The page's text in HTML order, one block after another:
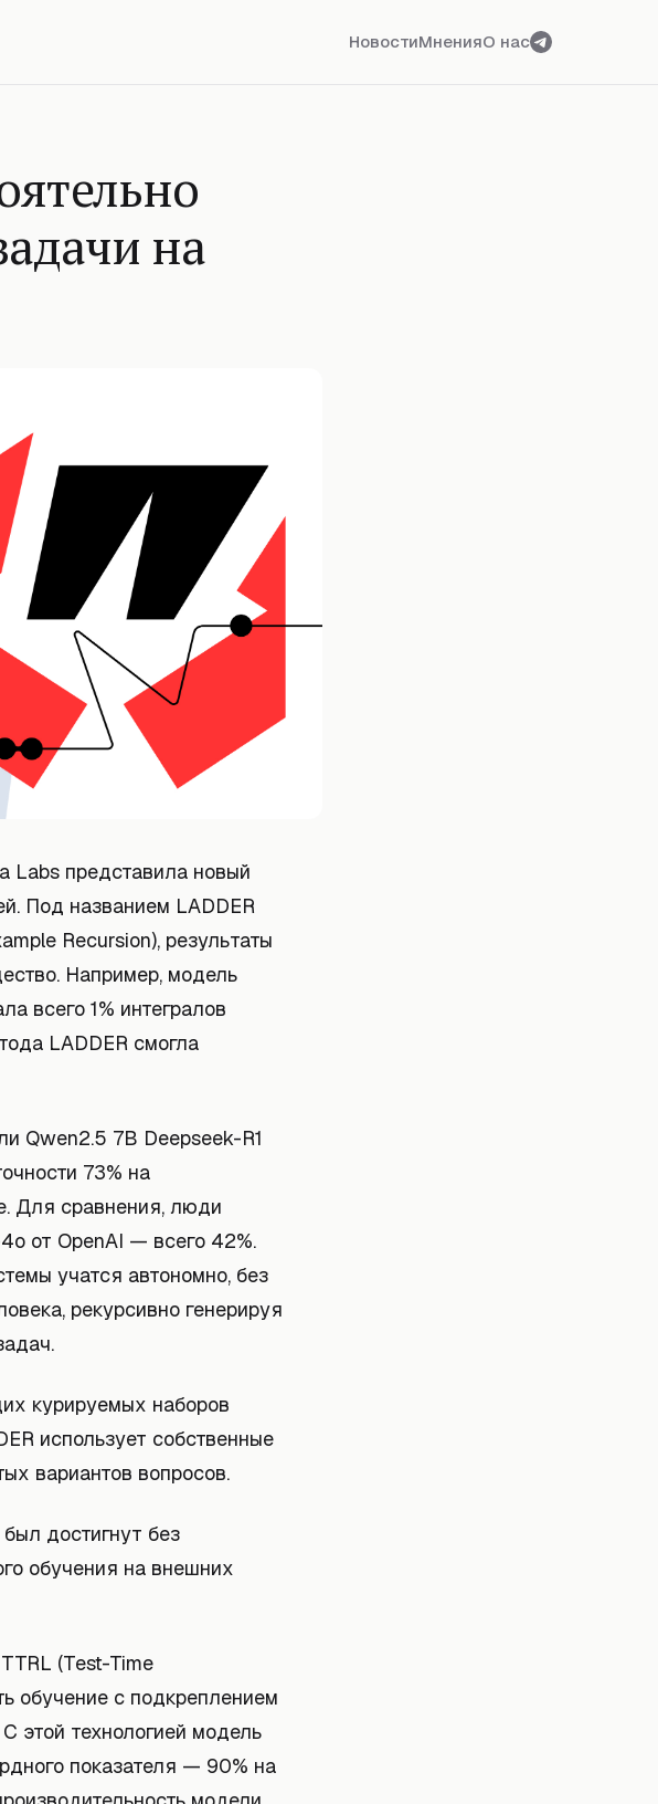
НовостиМненияО нас
на
Labs представила новый
Под названием LADDER
Recursion), результаты
Например, модель
всего 1% интегралов
LADDER смогла
Qwen2.5 7B Deepseek-R1
73% на
Для сравнения, люди
от OpenAI — всего 42%.
учатся автономно, без
рекурсивно генерируя
курируемых наборов
использует собственные
вариантов вопросов.
достигнут без
обучения на внешних
(Test-Time
обучение с подкреплением
этой технологией модель
показателя — 90% на